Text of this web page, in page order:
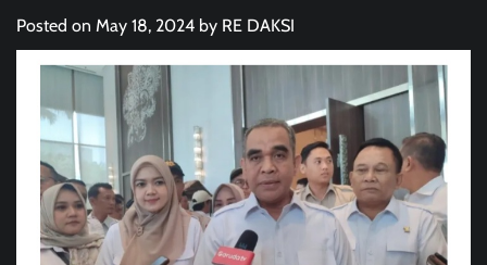
Posted on May 18, 2024 by RE DAKSI